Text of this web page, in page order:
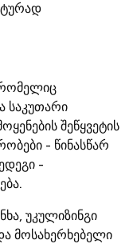
რომელიც
საკუთარი
შეწყვეტის
- წინასწარ
-
უკულიზინგი
მოსახერხებელი